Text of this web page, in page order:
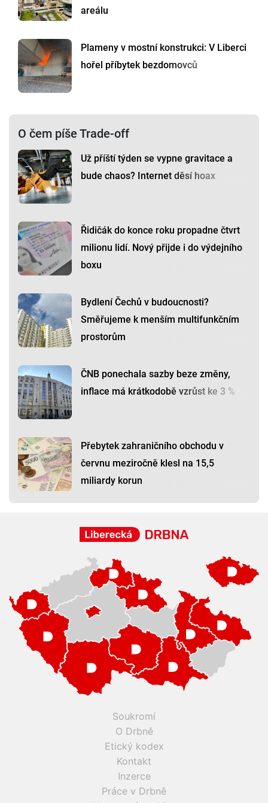
areálu
Plameny v mostní konstrukci: V Liberci
hořel příbytek bezdomovců
O čem píše Trade-off
Už příští týden se vypne gravitace a
bude chaos? Internet děsí hoax
Řidičák do konce roku propadne čtvrt
milionu lidí. Nový přijde i do výdejního
boxu
Bydlení Čechů v budoucnosti?
Směřujeme k menším multifunkčním
prostorům
ČNB ponechala sazby beze změny,
inflace má krátkodobě vzrůst ke 3 %
Přebytek zahraničního obchodu v
červnu meziročně klesl na 15,5
miliardy korun
Soukromí
O Drbně
Etický kodex
Kontakt
Inzerce
Práce v Drbně